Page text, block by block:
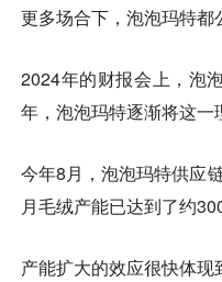
更多场合下，泡泡玛特都
2024年的财报会上，泡
年，泡泡玛特逐渐将这一
今年8月，泡泡玛特供应
月毛绒产能已达到了约
产能扩大的效应很快体现